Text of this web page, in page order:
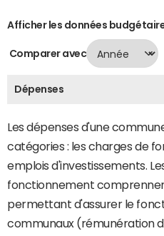
Afficher les données
Comparer avec
Dépenses
Les dépenses d'une
catégories : les charges de
emplois d'investissements.
fonctionnement
permettant d'assurer le
communaux (rémunération